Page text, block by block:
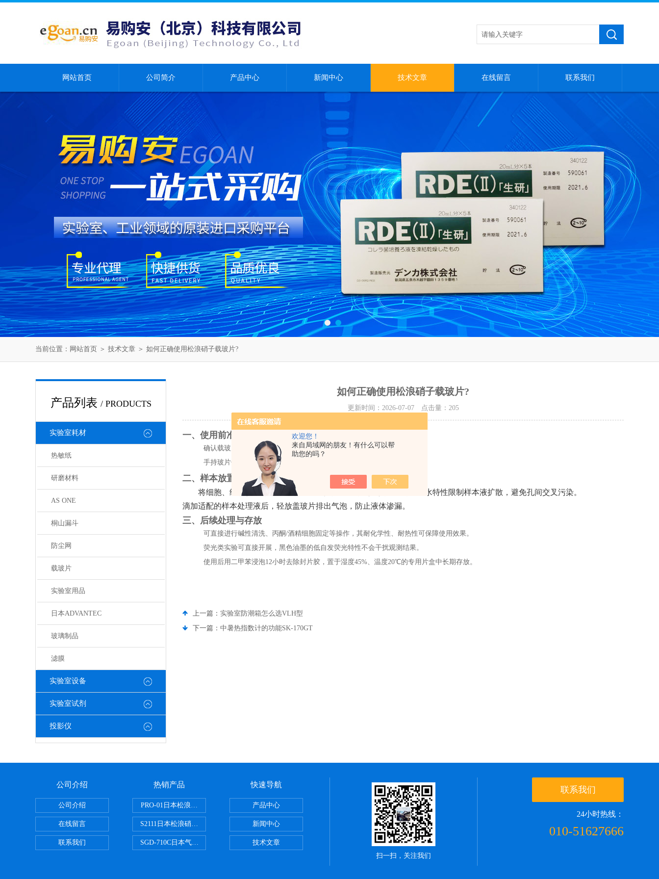
欢迎您！
来自局域网的朋友！有什么可以帮
助您的吗？
网站首页 公司简介 产品中心 新闻中心 技术文章 在线留言 联系我们
当前位置： 网站首页 ＞ 技术文章 ＞ 如何正确使用松浪硝子载玻片?
产品列表 / PRODUCTS
实验室耗材
热敏纸
研磨材料
AS ONE
桐山漏斗
防尘网
载玻片
实验室用品
日本ADVANTEC
玻璃制品
滤膜
实验室设备
实验室试剂
投影仪
如何正确使用松浪硝子载玻片?
更新时间：2026-07-07 点击量： 205
一、使用前准备
确认载玻片洁净无污渍，该系列部分型号已完成脱脂清洗，可直接取用。
手持玻片仅接触磨砂边缘，避免指纹污染观测区域。
二、样本放置操作
将细胞、组织切片等样本置于载玻片指定区域，利用其130°的高疏水特性限制样本液扩散，避免孔间交叉污染。
滴加适配的样本处理液后，轻放盖玻片排出气泡，防止液体渗漏。
三、后续处理与存放
可直接进行碱性清洗、丙酮/酒精细胞固定等操作，其耐化学性、耐热性可保障使用效果。
荧光类实验可直接开展，黑色油墨的低自发荧光特性不会干扰观测结果。
使用后用二甲苯浸泡12小时去除封片胶，置于湿度45%、温度20℃的专用片盒中长期存放。
上一篇： 实验室防潮箱怎么选VLH型
下一篇： 中暑热指数计的功能SK-170GT
公司介绍
公司介绍
在线留言
联系我们
热销产品
PRO-01日本松浪硝子玻璃制品载玻片
S2111日本松浪硝子载玻片
SGD-710C日本气体分割器
快速导航
产品中心
新闻中心
技术文章
扫一扫，关注我们
联系我们
24小时热线：
010-51627666